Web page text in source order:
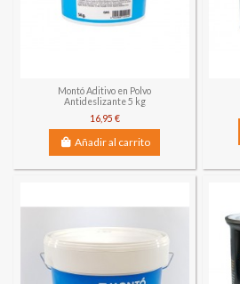
Montó Aditivo en Polvo
Antideslizante 5 kg
16,95 €
Añadir al carrito